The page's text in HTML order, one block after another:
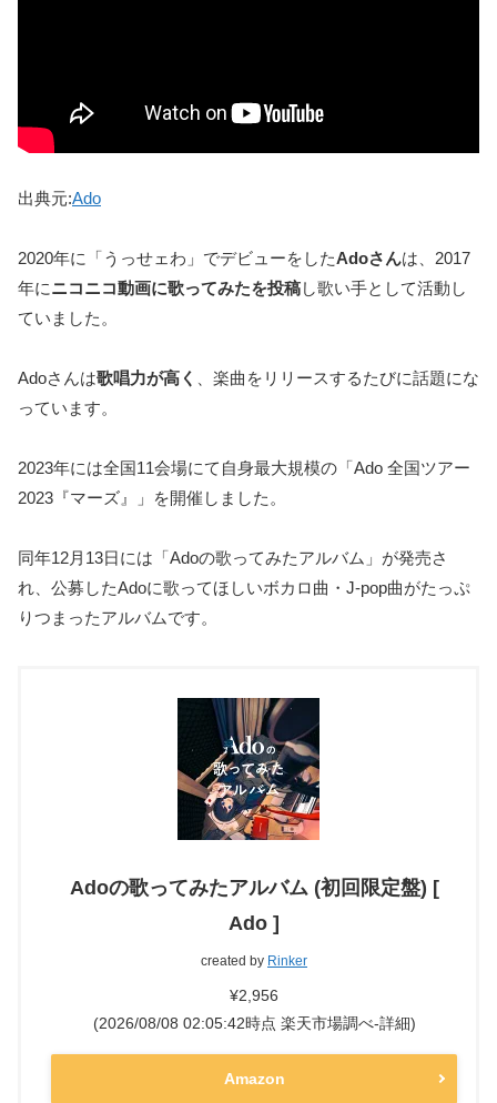
出典元:Ado
2020年に「うっせェわ」でデビューをしたAdoさんは、2017
年にニコニコ動画に歌ってみたを投稿し歌い手として活動し
ていました。
Adoさんは歌唱力が高く
、楽曲をリリースするたびに話題にな
っています。
2023年には全国11会場にて自身最大規模の「Ado 全国ツアー
2023『マーズ』」を開催しました。
同年12月13日には「Adoの歌ってみたアルバム」が発売さ
れ、公募したAdoに歌ってほしいボカロ曲・J-pop曲がたっぷ
りつまったアルバムです。
Adoの歌ってみたアルバム (初回限定盤) [
Ado ]
created by Rinker
¥2,956
(2026/08/08 02:05:42時点 楽天市場調べ-詳細)
Amazon